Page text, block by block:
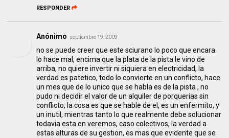
RESPONDER
Anónimo septiembre 19, 2009
no se puede creer que este sciurano lo poco que encara
lo hace mal, encima que la plata de la pista le vino de
arriba, no quiere invertir ni siquiera en electricidad, la
verdad es patetico, todo lo convierte en un conflicto, hace
un mes que de lo unico que se habla es de la pista , no
pudo ni decidir el valor de un alquiler de porquerias sin
conflicto, la cosa es que se hable de el, es un enfermito, y
un inutil, mientras tanto lo que realmente debe solucionar
todavia esta en veremos, caso colectivos, la verdad a
estas alturas de su gestion, es mas que evidente que se